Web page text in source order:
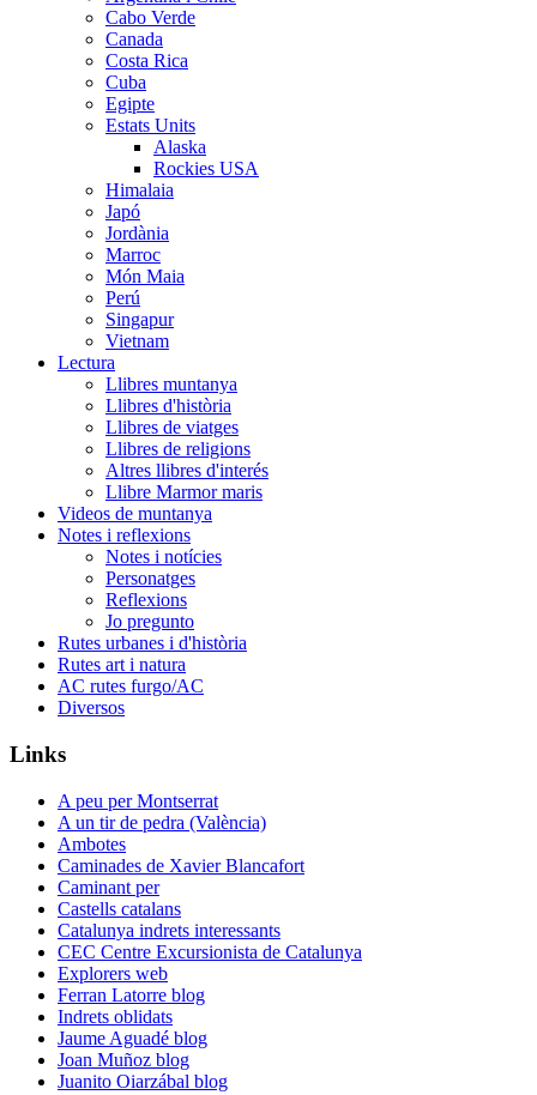
Cabo Verde
Canada
Costa Rica
Cuba
Egipte
Estats Units
Alaska
Rockies USA
Himalaia
Japó
Jordània
Marroc
Món Maia
Perú
Singapur
Vietnam
Lectura
Llibres muntanya
Llibres d'història
Llibres de viatges
Llibres de religions
Altres llibres d'interés
Llibre Marmor maris
Videos de muntanya
Notes i reflexions
Notes i notícies
Personatges
Reflexions
Jo pregunto
Rutes urbanes i d'història
Rutes art i natura
AC rutes furgo/AC
Diversos
Links
A peu per Montserrat
A un tir de pedra (València)
Ambotes
Caminades de Xavier Blancafort
Caminant per
Castells catalans
Catalunya indrets interessants
CEC Centre Excursionista de Catalunya
Explorers web
Ferran Latorre blog
Indrets oblidats
Jaume Aguadé blog
Joan Muñoz blog
Juanito Oiarzábal blog